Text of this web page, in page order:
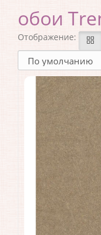
обои
Отображение: